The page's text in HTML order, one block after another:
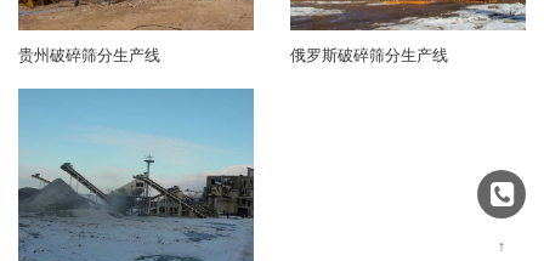
贵州破碎筛分生产线 俄罗斯破碎筛分生产线
↑